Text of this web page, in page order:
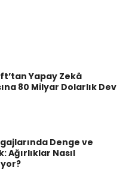
Yapay Zekâ
80 Milyar Dolarlık Dev
Denge ve
Ağırlıklar Nasıl